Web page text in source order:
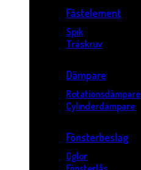
Fästelement
Spik
Träskruv
Dämpare
Rotationsdämpare
Cylinderdämpare
Fönsterbeslag
Öglor